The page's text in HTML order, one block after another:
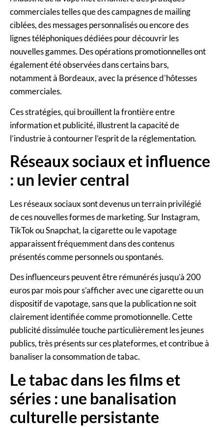
commerciales telles que des campagnes de mailing
ciblées, des messages personnalisés ou encore des
lignes téléphoniques dédiées pour découvrir les
nouvelles gammes. Des opérations promotionnelles ont
également été observées dans certains bars,
notamment à Bordeaux, avec la présence d’hôtesses
commerciales.
Ces stratégies, qui brouillent la frontière entre
information et publicité, illustrent la capacité de
l’industrie à contourner l’esprit de la réglementation.
Réseaux sociaux et influence
: un levier central
Les réseaux sociaux sont devenus un terrain privilégié
de ces nouvelles formes de marketing. Sur Instagram,
TikTok ou Snapchat, la cigarette ou le vapotage
apparaissent fréquemment dans des contenus
présentés comme personnels ou spontanés.
Des influenceurs peuvent être rémunérés jusqu’à 200
euros par mois pour s’afficher avec une cigarette ou un
dispositif de vapotage, sans que la publication ne soit
clairement identifiée comme promotionnelle. Cette
publicité dissimulée touche particulièrement les jeunes
publics, très présents sur ces plateformes, et contribue à
banaliser la consommation de tabac.
Le tabac dans les films et
séries : une banalisation
culturelle persistante